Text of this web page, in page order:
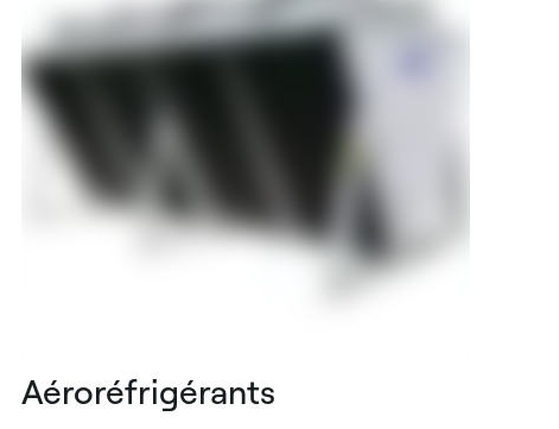
Aéroréfrigérants